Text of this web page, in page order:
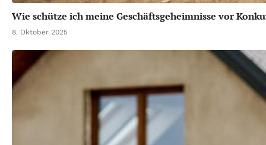
Wie schütze ich meine Geschäftsgeheimnisse vor
8. Oktober 2025